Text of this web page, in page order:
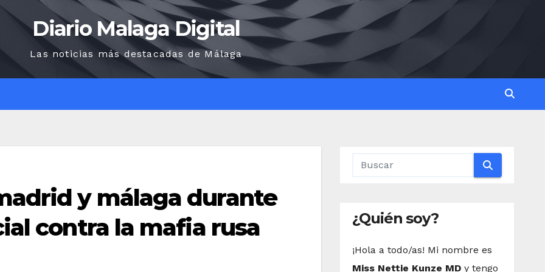
Diario Malaga Digital
Las noticias más destacadas de Málaga
y málaga durante
contra la mafia rusa
¿Quién soy?
¡Hola a todo/as! Mi nombre es
Miss Nettie Kunze MDy tengo